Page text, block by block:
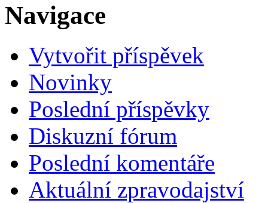
Navigace
Vytvořit příspěvek
Novinky
Poslední příspěvky
Diskuzní fórum
Poslední komentáře
Aktuální zpravodajství